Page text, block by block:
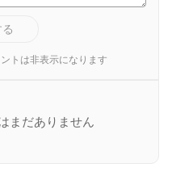
トは非表示になります
まだありません